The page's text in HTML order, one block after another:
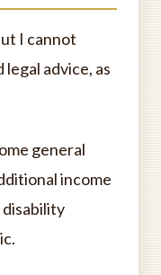
I cannot
advice, as
general
income